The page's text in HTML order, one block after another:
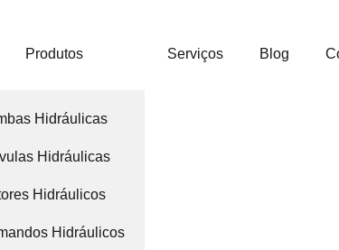
Produtos
Hidráulicas
Hidráulicas
Hidráulicos
Hidráulicos
Serviços Blog